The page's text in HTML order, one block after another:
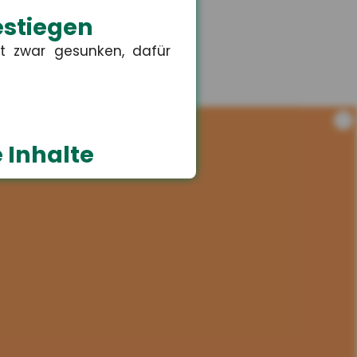
zwar gesunken, dafür
Inhalte
Inhalte wie Videos,
Anspruch auf